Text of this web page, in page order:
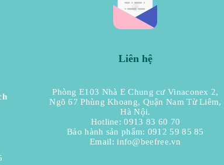
Liên hệ
Phòng E103 Nhà E Chung cư Vinaconex 2,
Ngõ 67 Phùng Khoang, Quận Nam Từ Liêm,
Hà Nội.
Hotline: 0913 83 60 70
Bảo hành sản phẩm: 0912 59 85 85
Email:info@beefree.vn